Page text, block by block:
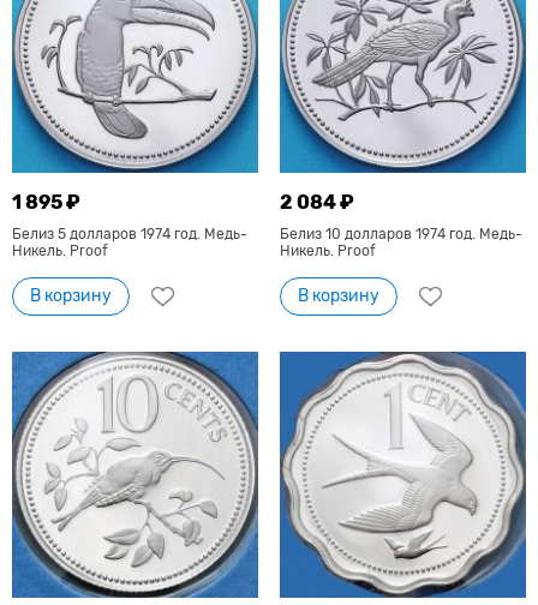
1 895 ₽
Белиз 5 долларов 1974 год. Медь-
Никель. Proof
В корзину
2 084 ₽
Белиз 10 долларов 1974 год. Медь-
Никель. Proof
В корзину